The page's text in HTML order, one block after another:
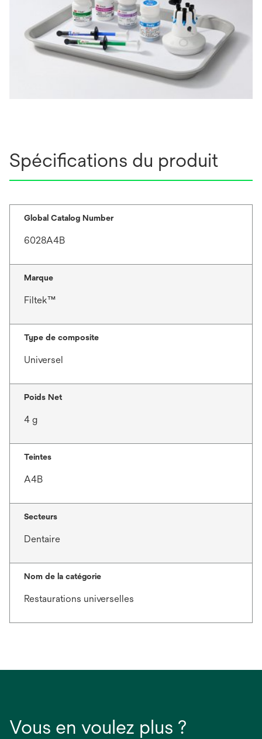
Spécifications du produit
Global Catalog Number
6028A4B
Marque
Filtek™
Type de composite
Universel
Poids Net
4 g
Teintes
A4B
Secteurs
Dentaire
Nom de la catégorie
Restaurations universelles
Vous en voulez plus ?